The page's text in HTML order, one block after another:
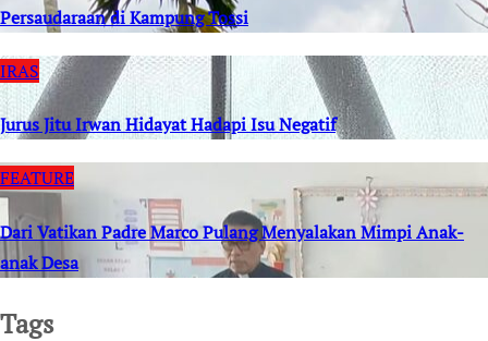
Persaudaraan di Kampung Tossi
IRAS
Jurus Jitu Irwan Hidayat Hadapi Isu Negatif
FEATURE
Dari Vatikan Padre Marco Pulang Menyalakan Mimpi Anak-
anak Desa
Tags